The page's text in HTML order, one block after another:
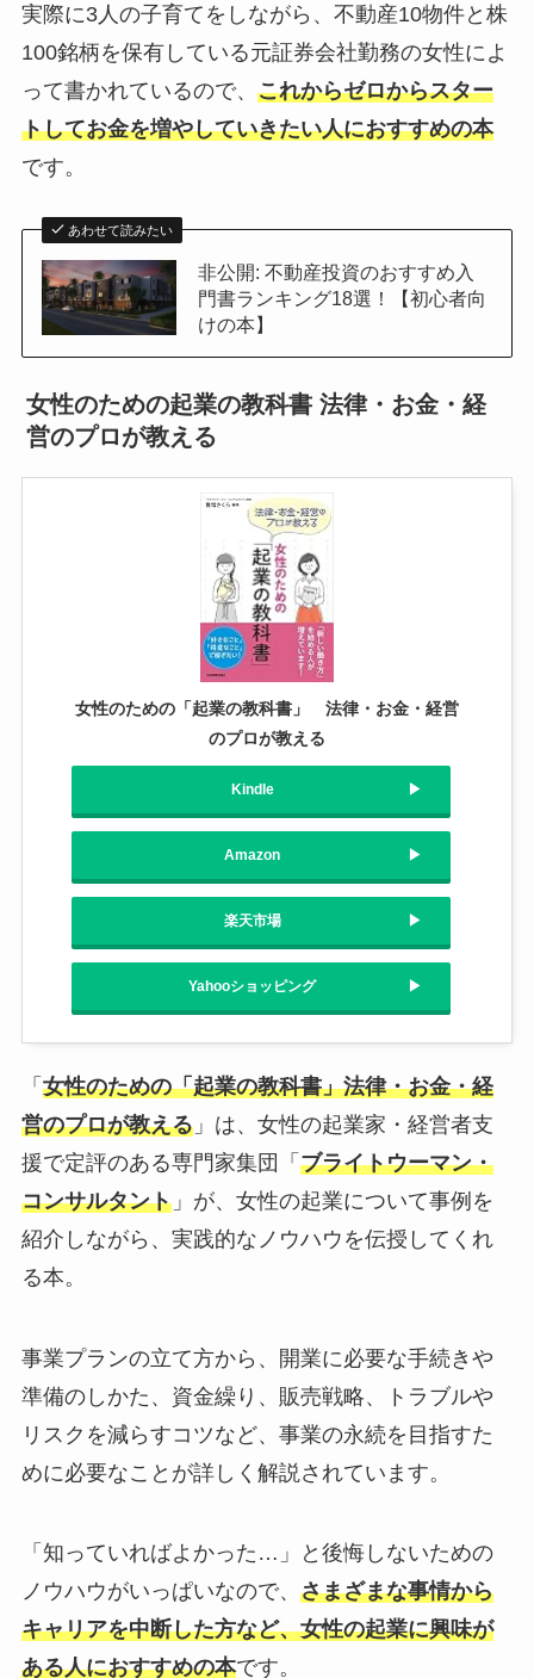
実際に3人の子育てをしながら、不動産10物件と株
100銘柄を保有している元証券会社勤務の女性によ
って書かれているので、 これからゼロからスター
トしてお金を増やしていきたい人におすすめの本
です。
あわせて読みたい
非公開: 不動産投資のおすすめ入
門書ランキング18選！【初心者向
けの本】
女性のための起業の教科書 法律・お金・経
営のプロが教える
女性のための「起業の教科書」 法律・お金・経営
のプロが教える
Kindle
Amazon
楽天市場
Yahooショッピング
「 女性のための「起業の教科書」法律・お金・経
営のプロが教える」は、女性の起業家・経営者支
援で定評のある専門家集団「 ブライトウーマン・
コンサルタント」が、女性の起業について事例を
紹介しながら、実践的なノウハウを伝授してくれ
る本。
事業プランの立て方から、開業に必要な手続きや
準備のしかた、資金繰り、販売戦略、トラブルや
リスクを減らすコツなど、事業の永続を目指すた
めに必要なことが詳しく解説されています。
「知っていればよかった…」と後悔しないための
ノウハウがいっぱいなので、 さまざまな事情から
キャリアを中断した方など、女性の起業に興味が
ある人におすすめの本です。